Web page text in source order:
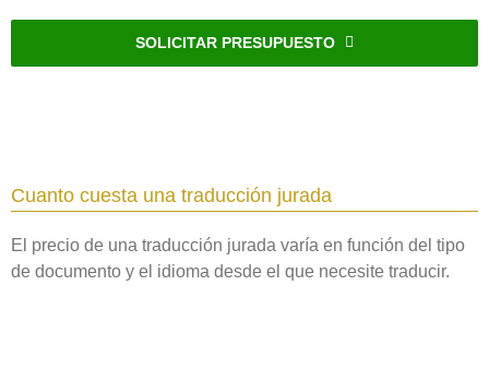
SOLICITAR PRESUPUESTO
Cuanto cuesta una traducción jurada
El precio de una traducción jurada varía en función del tipo
de documento y el idioma desde el que necesite traducir.